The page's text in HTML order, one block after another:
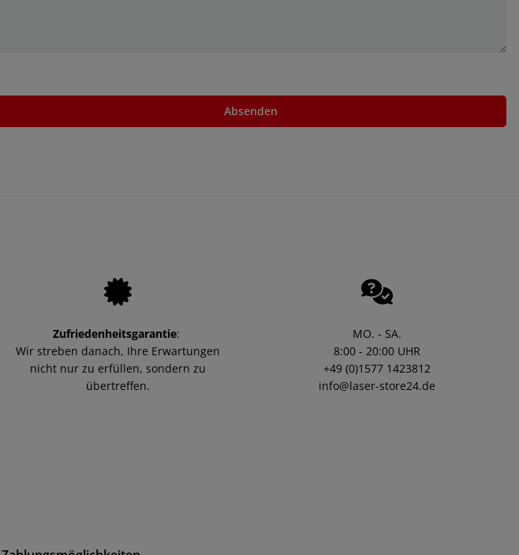
Absenden
Zufriedenheitsgarantie:
Wir streben danach, Ihre Erwartungen
nicht nur zu erfüllen, sondern zu
übertreffen.
MO. - SA.
8:00 - 20:00 UHR
+49 (0)1577 1423812
info@laser-store24.de